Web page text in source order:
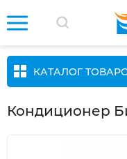
КАТАЛОГ
Кондиционер